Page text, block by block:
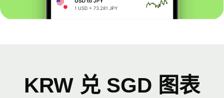
KRW 兑 SGD 图表